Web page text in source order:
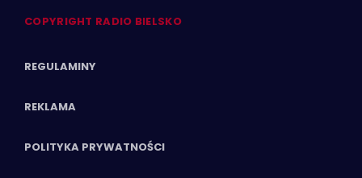
COPYRIGHT RADIO BIELSKO
REGULAMINY
REKLAMA
POLITYKA PRYWATNOŚCI